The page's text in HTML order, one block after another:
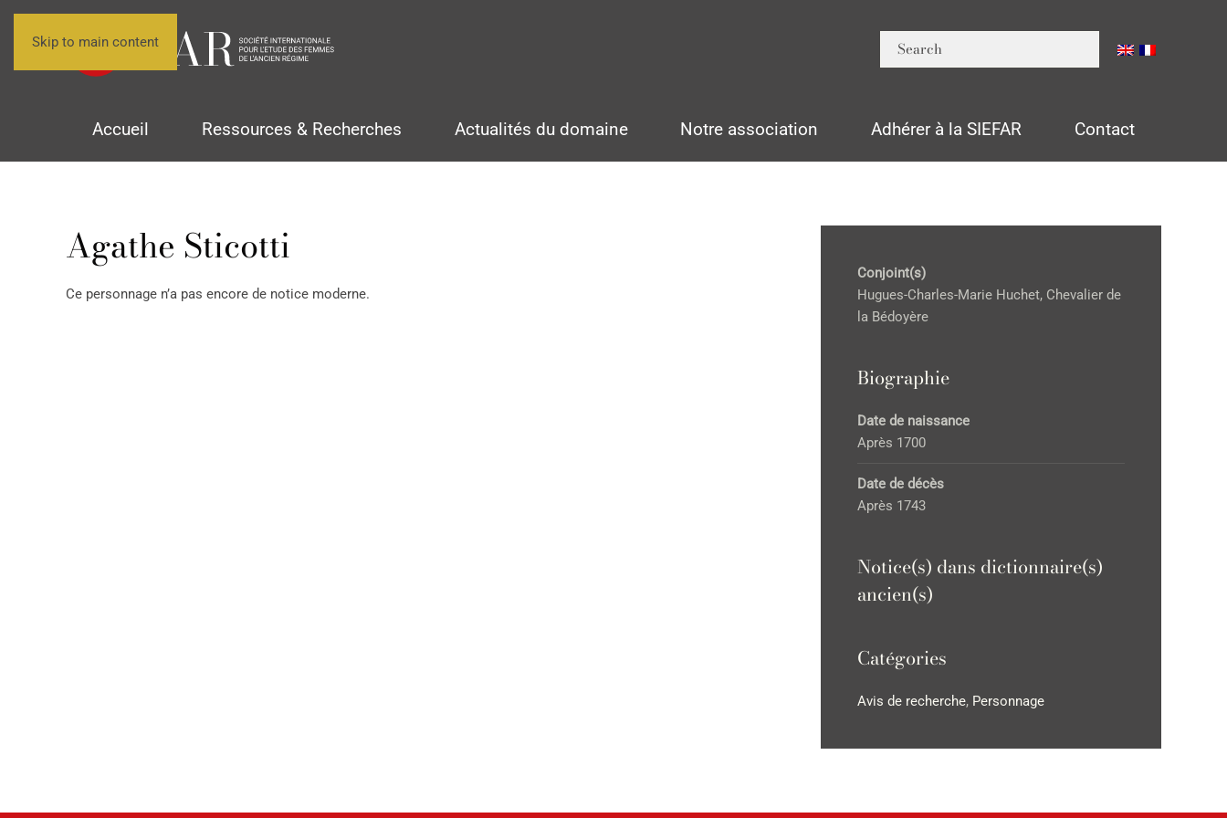
Skip to main content
Accueil Ressources & Recherches Actualités du domaine Notre association Adhérer à la SIEFAR Contact
Agathe Sticotti
Ce personnage n’a pas encore de notice moderne.
Conjoint(s)
Hugues-Charles-Marie Huchet, Chevalier de
la Bédoyère
Biographie
Date de naissance
Après 1700
Date de décès
Après 1743
Notice(s) dans dictionnaire(s)
ancien(s)
Catégories
Avis de recherche, Personnage